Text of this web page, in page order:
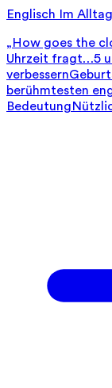
Englisch Im Alltag
„How goes the
Uhrzeit fragt…5
verbessern
berühmtesten
Bedeutung